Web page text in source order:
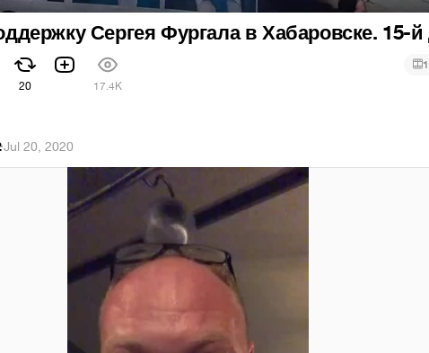
Сергея Фургала в Хабаровске. 15-
20 17.4K
1
·Jul 20, 2020